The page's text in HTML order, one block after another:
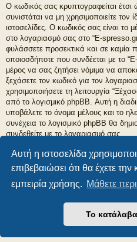
Αυτή η ιστοσελίδα
επιβεβαιώσει ότι θα έχετε
εμπειρία χρήσης. Μάθετε
Το
Ο κωδικός σας κρυπτογραφείται
συνιστάται να μη χρησιμοποιείτε τον
ιστοσελίδες. Ο κωδικός σας είναι το
στο λογαριασμό σας στο “E-
φυλάσσετε προσεκτικά και σε καμία
οποιοσδήποτε που συνδέεται με το
μέρος να σας ζητήσει νόμιμα να
ξεχάσετε τον κωδικό για τον
χρησιμοποιήσετε τη λειτουργία
από το λογισμικό phpBB. Αυτή η
υποβάλετε το όνομα μέλους και το
συνέχεια το λογισμικό phpBB θα
συνδεθείτε με το λογαριασμό σας.
Το εσπρέσσο στα ηλεκτρονικά! Εδώ
Δημιουργήθηκε απόphpBB®
Ελληνική μετάφραση
Απόρρητο